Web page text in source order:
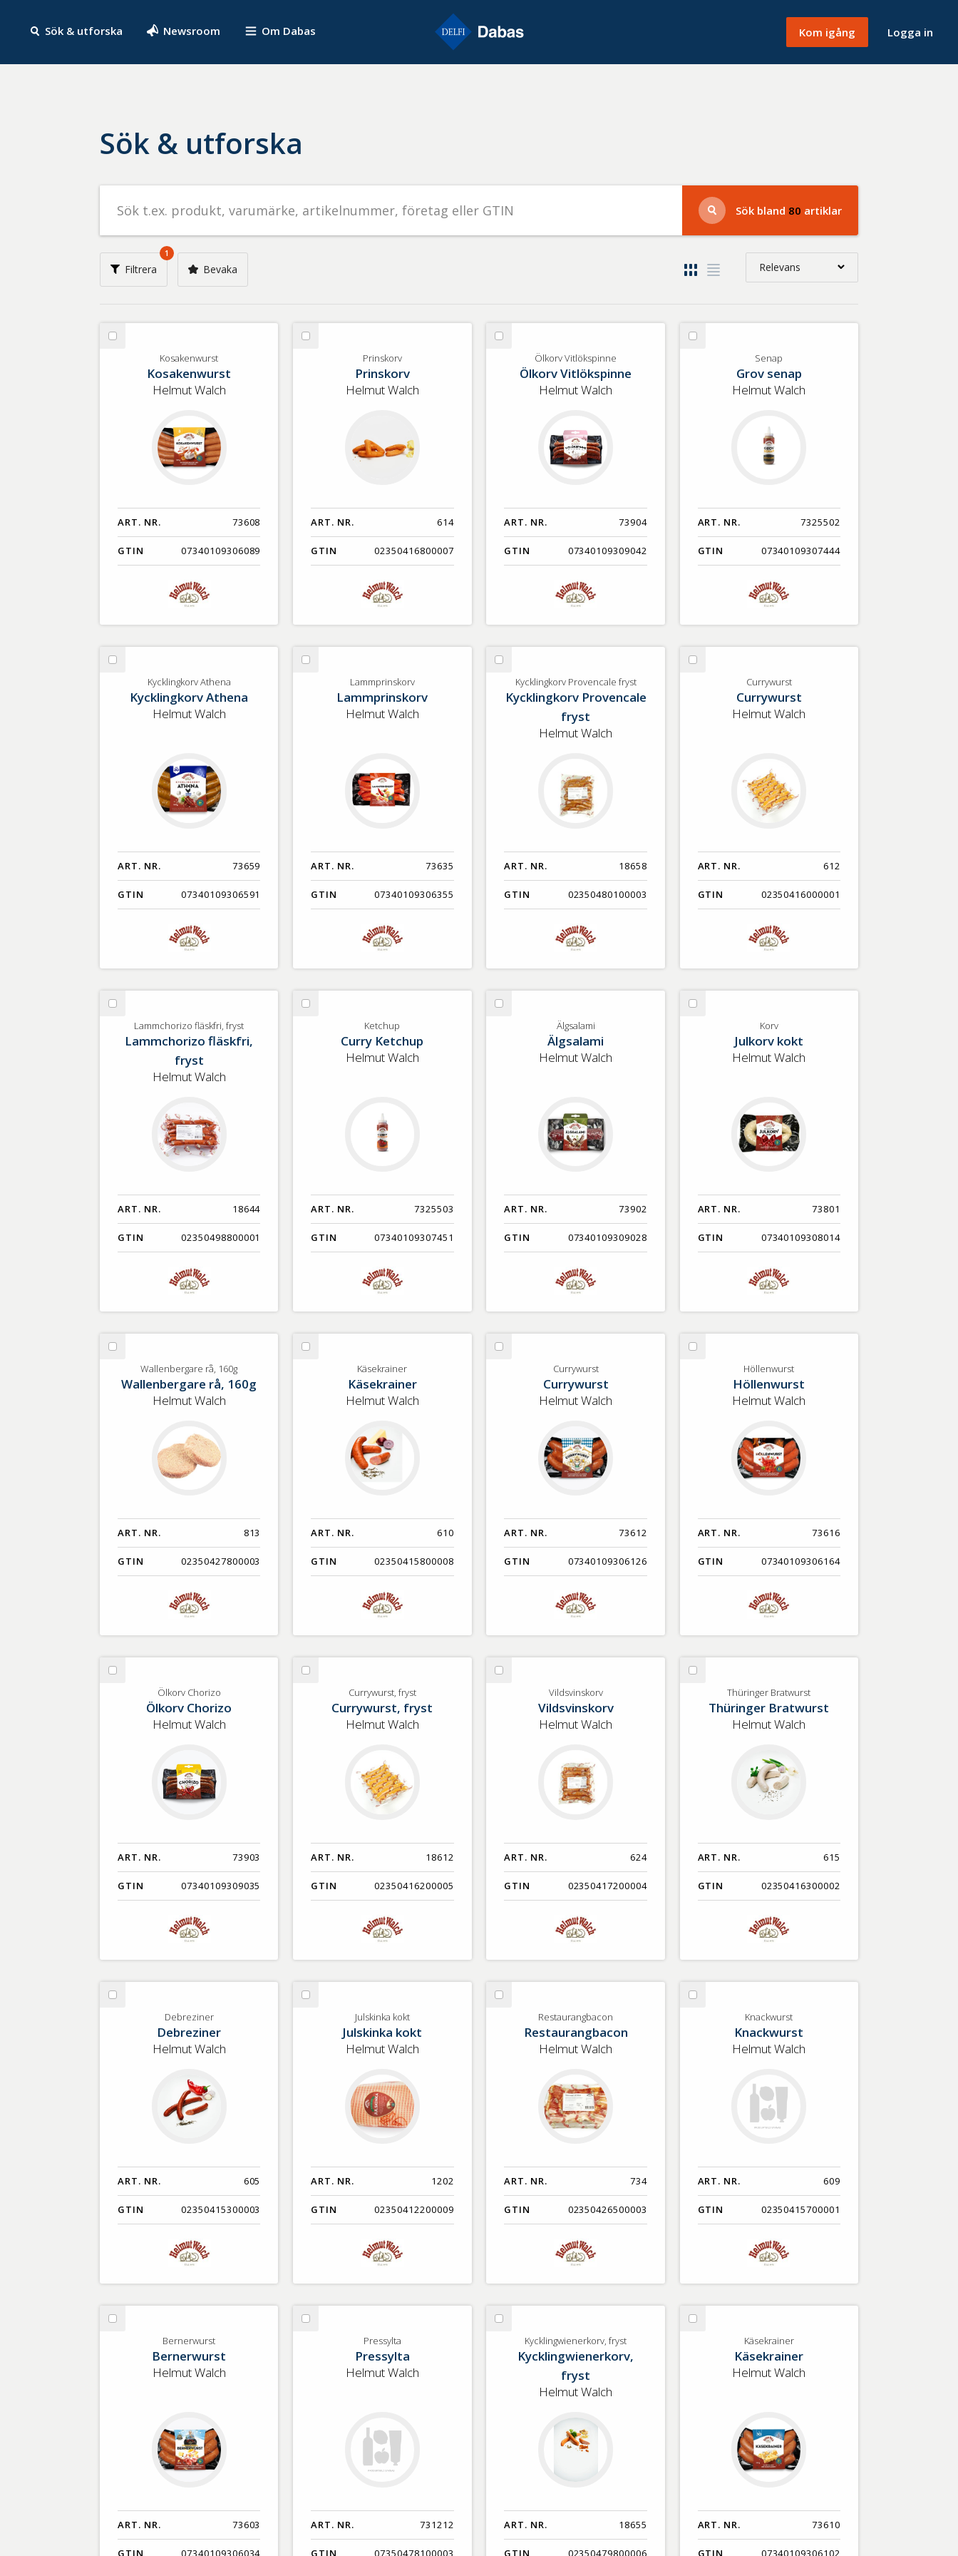
Sök & utforska Newsroom Om Dabas Kom igång Logga in
Sök & utforska
Sök
livsmedel
på
t.ex.
produkt,
varumärke,
GTIN
Sök bland 80 artiklar
Filtrera
1
Bevaka Relevans
Nyaste
Benämning A-Ö
Varumärken A-Ö
GTIN
Välj
KosakenwurstKosakenwurst
Kosakenwurst
Helmut Walch
ART. NR. 73608
GTIN 07340109306089
Välj
Prinskorv
Prinskorv
Helmut Walch
ART. NR. 614
GTIN 02350416800007
Välj
Vitlökspinne
Ölkorv Vitlökspinne
Ölkorv Vitlökspinne
Helmut Walch
ART. NR. 73904
GTIN 07340109309042
Välj
Senap
Grov senap
Helmut Walch
ART. NR. 7325502
GTIN 07340109307444
Välj
Kycklingkorv
Athena
Kycklingkorv Athena
Kycklingkorv Athena
Helmut Walch
ART. NR. 73659
GTIN 07340109306591
Välj
LammprinskorvLammprinskorv
Lammprinskorv
Helmut Walch
ART. NR. 73635
GTIN 07340109306355
Välj
Kycklingkorv
Provencale
Kycklingkorv Provencale fryst
Kycklingkorv Provencale
fryst
Helmut Walch
ART. NR. 18658
GTIN 02350480100003
Välj
CurrywurstCurrywurst
Currywurst
Helmut Walch
ART. NR. 612
GTIN 02350416000001
Välj
Lammchorizo
fläskfri,
Lammchorizo fläskfri, fryst
Lammchorizo fläskfri,
fryst
Helmut Walch
ART. NR. 18644
GTIN 02350498800001
Välj
Ketchup
Curry Ketchup
Helmut Walch
ART. NR. 7325503
GTIN 07340109307451
Välj
Älgsalami
Älgsalami
Helmut Walch
ART. NR. 73902
GTIN 07340109309028
Välj
Korv
Julkorv kokt
Helmut Walch
ART. NR. 73801
GTIN 07340109308014
Välj
Wallenbergare
rå,
Wallenbergare rå, 160g
Wallenbergare rå, 160g
Helmut Walch
ART. NR. 813
GTIN 02350427800003
Välj
KäsekrainerKäsekrainer
Käsekrainer
Helmut Walch
ART. NR. 610
GTIN 02350415800008
Välj
CurrywurstCurrywurst
Currywurst
Helmut Walch
ART. NR. 73612
GTIN 07340109306126
Välj
HöllenwurstHöllenwurst
Höllenwurst
Helmut Walch
ART. NR. 73616
GTIN 07340109306164
Välj
Chorizo
Ölkorv Chorizo
Ölkorv Chorizo
Helmut Walch
ART. NR. 73903
GTIN 07340109309035
Välj
Currywurst,Currywurst, fryst
Currywurst, fryst
Helmut Walch
ART. NR. 18612
GTIN 02350416200005
Välj
VildsvinskorvVildsvinskorv
Vildsvinskorv
Helmut Walch
ART. NR. 624
GTIN 02350417200004
Välj
Thüringer
Bratwurst
Thüringer Bratwurst
Thüringer Bratwurst
Helmut Walch
ART. NR. 615
GTIN 02350416300002
Välj
DebrezinerDebreziner
Debreziner
Helmut Walch
ART. NR. 605
GTIN 02350415300003
Välj
Julskinka kokt
Julskinka kokt
Helmut Walch
ART. NR. 1202
GTIN 02350412200009
Välj
Restaurangbacon
Restaurangbacon
Restaurangbacon
Helmut Walch
ART. NR. 734
GTIN 02350426500003
Välj
KnackwurstKnackwurst
Knackwurst
Helmut Walch
ART. NR. 609
GTIN 02350415700001
Välj
BernerwurstBernerwurst
Bernerwurst
Helmut Walch
ART. NR. 73603
GTIN 07340109306034
Välj
Pressylta
Pressylta
Helmut Walch
ART. NR. 731212
GTIN 07350478100003
Välj
Kycklingwienerkorv,
fryst
Kycklingwienerkorv, fryst
Kycklingwienerkorv,
fryst
Helmut Walch
ART. NR. 18655
GTIN 02350479800006
Välj
KäsekrainerKäsekrainer
Käsekrainer
Helmut Walch
ART. NR. 73610
GTIN 07340109306102